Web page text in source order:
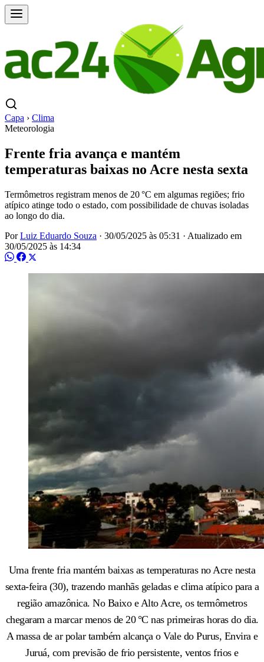
Capa › Clima
Meteorologia
Frente fria avança e mantém
temperaturas baixas no Acre nesta sexta
Termômetros registram menos de 20 °C em algumas regiões; frio
atípico atinge todo o estado, com possibilidade de chuvas isoladas
ao longo do dia.
PorLuiz Eduardo Souza · 30/05/2025 às 05:31 · Atualizado em
30/05/2025 às 14:34
Uma frente fria mantém baixas as temperaturas no Acre nesta
sexta-feira (30), trazendo manhãs geladas e clima atípico para a
região amazônica. No Baixo e Alto Acre, os termômetros
chegaram a marcar menos de 20 °C nas primeiras horas do dia.
A massa de ar polar também alcança o Vale do Purus, Envira e
Juruá, com previsão de frio persistente, ventos frios e